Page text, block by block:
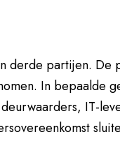
partijen. De
In bepaalde
IT-